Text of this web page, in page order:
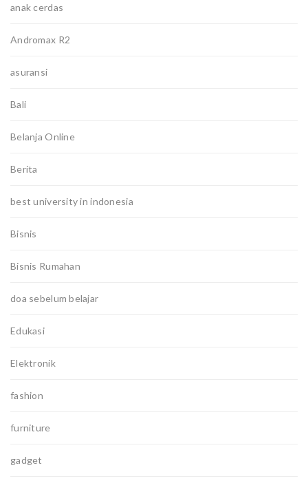
anak cerdas
Andromax R2
asuransi
Bali
Belanja Online
Berita
best university in indonesia
Bisnis
Bisnis Rumahan
doa sebelum belajar
Edukasi
Elektronik
fashion
furniture
gadget